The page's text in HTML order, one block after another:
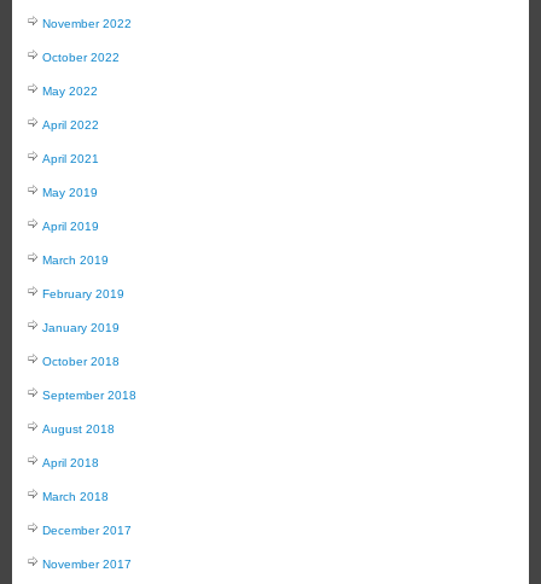
November 2022
October 2022
May 2022
April 2022
April 2021
May 2019
April 2019
March 2019
February 2019
January 2019
October 2018
September 2018
August 2018
April 2018
March 2018
December 2017
November 2017